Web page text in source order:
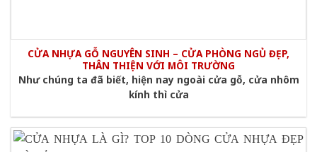
CỬA NHỰA GỖ NGUYÊN SINH – CỬA PHÒNG NGỦ ĐẸP,
THÂN THIỆN VỚI MÔI TRƯỜNG
Như chúng ta đã biết, hiện nay ngoài cửa gỗ, cửa nhôm
kính thì cửa